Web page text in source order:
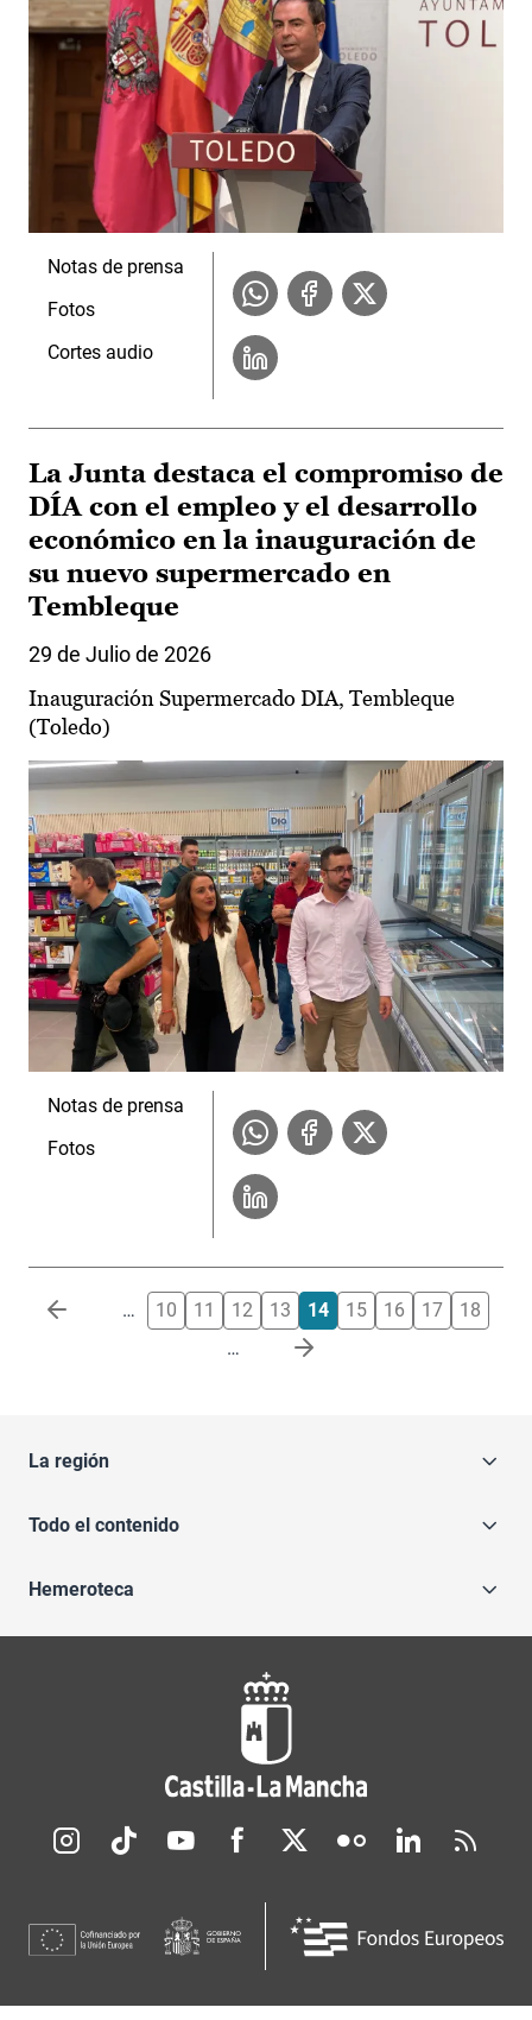
Notas de prensa
Fotos
Cortes audio
La Junta destaca el compromiso de
DÍA con el empleo y el desarrollo
económico en la inauguración de
su nuevo supermercado en
Tembleque
29 de Julio de 2026
Inauguración Supermercado DIA, Tembleque
(Toledo)
Notas de prensa
Fotos
Paginación … 10 11 12 13 14 15 16 17
18
…
La región
Todo el contenido
Hemeroteca
Redes sociales JCCM